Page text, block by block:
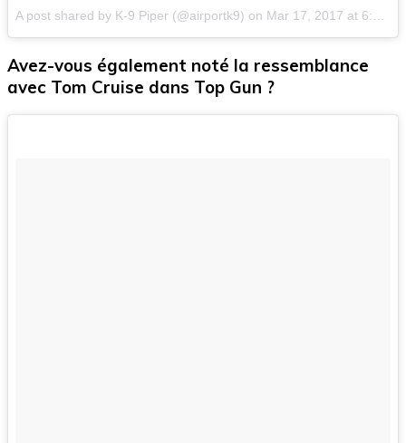
A post shared by K-9 Piper (@airportk9) on Mar 17, 2017 at 6:44pm PDT
Avez-vous également noté la ressemblance
avec Tom Cruise dans Top Gun ?